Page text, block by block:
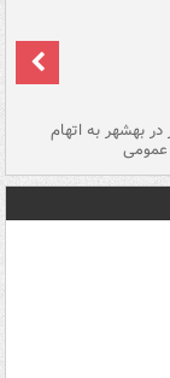
۶ نفر در بهشهر به اتهام